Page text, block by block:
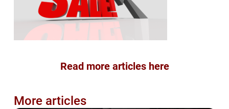
Read more articles here
More articles